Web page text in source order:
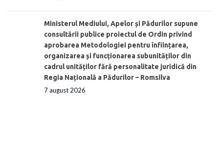
Ministerul Mediului, Apelor și Pădurilor supune
consultării publice proiectul de Ordin privind
aprobarea Metodologiei pentru înființarea,
organizarea și funcționarea subunităților din
cadrul unităților fără personalitate juridică din
Regia Națională a Pădurilor – Romsilva
7 august 2026